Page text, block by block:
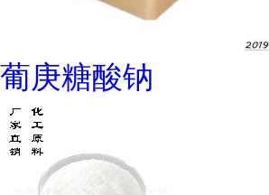
葡庚糖酸钠